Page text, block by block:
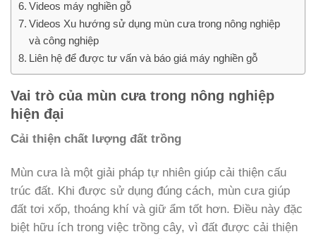
Videos Xu hướng sử dụng mùn cưa trong nông nghiệp
và công nghiệp
Liên hệ để được tư vấn và báo giá máy nghiền gỗ
Vai trò của mùn cưa trong nông nghiệp hiện
đại
Cải thiện chất lượng đất trồng
trúc đất. Khi được sử dụng đúng cách, mùn cưa giúp đất
tơi xốp, thoáng khí và giữ ẩm tốt hơn. Điều này đặc biệt
hữu ích trong việc trồng cây, vì đất được cải thiện khả
năng thoát nước, giúp rễ cây phát triển mạnh mẽ hơn và